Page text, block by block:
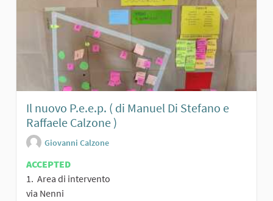
Il nuovo P.e.e.p. ( di Manuel Di Stefano e
Raffaele Calzone )
Giovanni Calzone
ACCEPTED
1. Area di intervento
via Nenni